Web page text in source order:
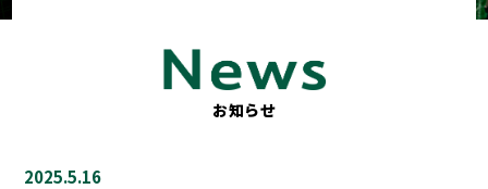
料金
お知らせ
2025.5.16